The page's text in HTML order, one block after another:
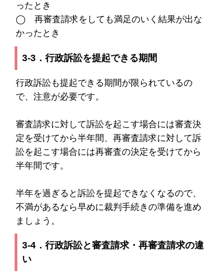
ったとき
◯ 再審査請求をしても満足のいく結果が出な
かったとき
3-3．行政訴訟を提起できる期間
行政訴訟も提起できる期間が限られているの
で、注意が必要です。
審査請求に対して訴訟を起こす場合には審査決
定を受けてから半年間、再審査請求に対して訴
訟を起こす場合には再審査の決定を受けてから
半年間です。
半年を過ぎると訴訟を提起できなくなるので、
不満があるなら早めに裁判手続きの準備を進め
ましょう。
3-4．行政訴訟と審査請求・再審査請求の違
い